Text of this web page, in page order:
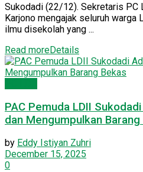
Sukodadi (22/12). Sekretaris PC
Karjono mengajak seluruh warga
ilmu disekolah yang ...
Read moreDetails
PAC Pemuda LDII
dan Mengumpulkan Barang
by Eddy Istiyan Zuhri
December 15, 2025
0